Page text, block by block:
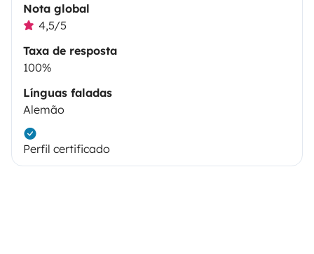
Nota global
4,5/5
Taxa de resposta
100%
Línguas faladas
Alemão
Perfil certificado